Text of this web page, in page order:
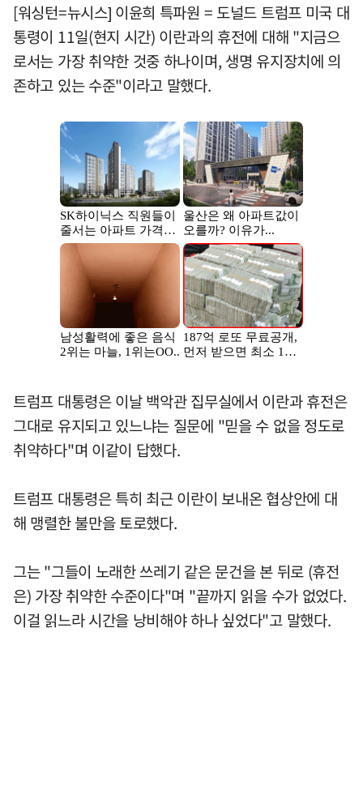
[워싱턴=뉴시스] 이윤희 특파원 = 도널드 트럼프 미국 대
통령이 11일(현지 시간) 이란과의 휴전에 대해 "지금으
로서는 가장 취약한 것중 하나이며, 생명 유지장치에 의
존하고 있는 수준"이라고 말했다.
트럼프 대통령은 이날 백악관 집무실에서 이란과 휴전은
그대로 유지되고 있느냐는 질문에 "믿을 수 없을 정도로
취약하다"며 이같이 답했다.
트럼프 대통령은 특히 최근 이란이 보내온 협상안에 대
해 맹렬한 불만을 토로했다.
그는 "그들이 노래한 쓰레기 같은 문건을 본 뒤로 (휴전
은) 가장 취약한 수준이다"며 "끝까지 읽을 수가 없었다.
이걸 읽느라 시간을 낭비해야 하나 싶었다"고 말했다.